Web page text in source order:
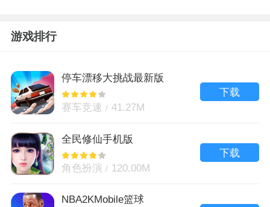
游戏排行
停车漂移大挑战最新版
赛车竞速 41.27M
下载
全民修仙手机版
角色扮演 120.00M
下载
NBA2KMobile篮球